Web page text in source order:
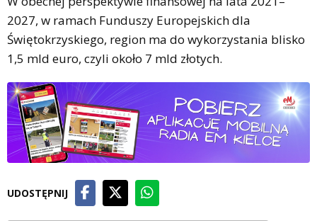
2027, w ramach Funduszy Europejskich dla
Świętokrzyskiego, region ma do wykorzystania blisko
1,5 mld euro, czyli około 7 mld złotych.
UDOSTĘPNIJ